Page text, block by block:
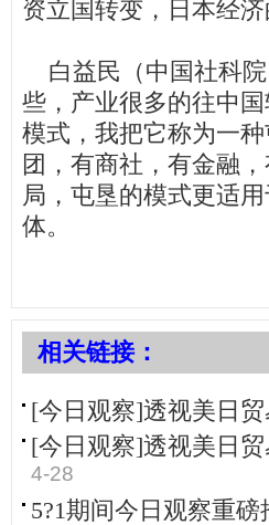
资立国转变，日本经
白益民（中国社科
些，产业很多的往中
模式，我把它称为一
团，有商社，有金融
局，屯垦的模式更适
体。
相关链接：
[今日观察]透视美日
[今日观察]透视美日
4-28
5?1期间今日观察重